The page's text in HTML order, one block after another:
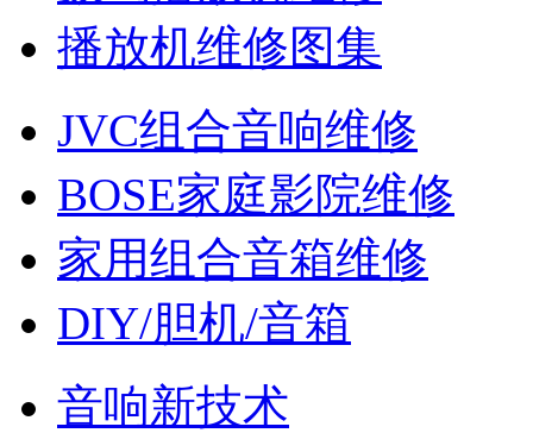
播放机维修图集
JVC组合音响维修
BOSE家庭影院维修
家用组合音箱维修
DIY/胆机/音箱
音响新技术